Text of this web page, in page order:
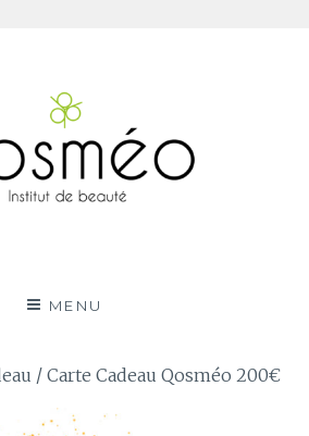
MENU
/ Carte Cadeau Qosméo 200€